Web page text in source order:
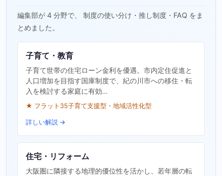
編集部が 4 分野で、 制度の使い分け・推し制度・FAQ をま
とめました。
子育て・教育
子育て世帯の住宅ローン金利を優遇。市内定住促進と
人口増加を目指す国庫制度で、紀の川市への移住・転
入を検討する家庭に有効…
★ フラット35子育て支援型・地域活性化型
詳しい解説 →
住宅・リフォーム
大阪圏に隣接する地理的優位性を活かし、若年層の転